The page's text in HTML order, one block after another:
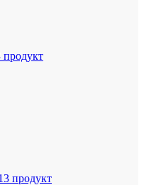
продукт
продукт